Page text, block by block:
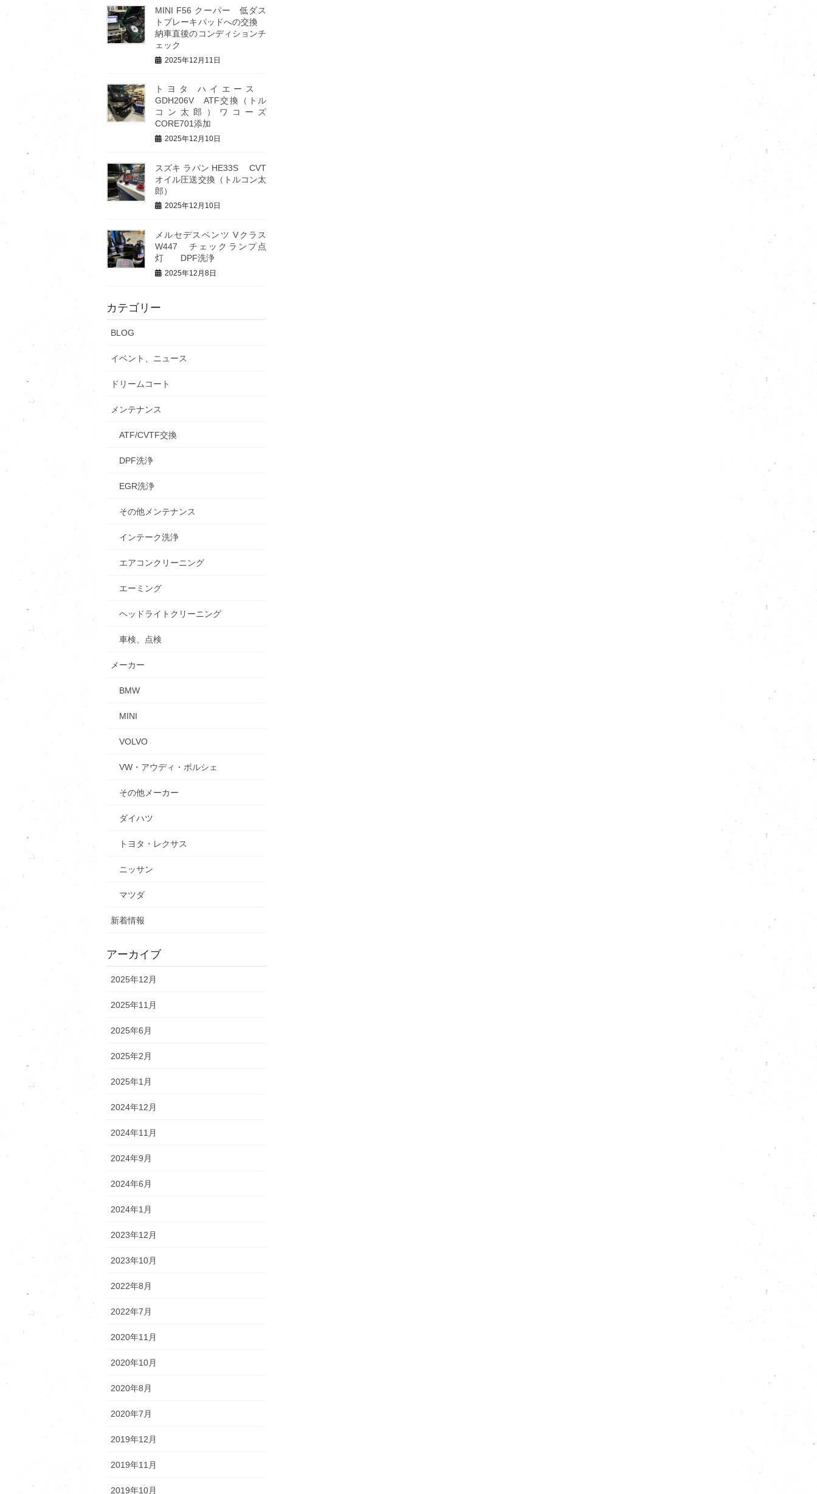
MINI F56 クーパー 低ダス
トブレーキパッドへの交換
納車直後のコンディションチ
ェック
2025年12月11日
トヨタ ハイエース
GDH206V ATF交換（トル
コン太郎）ワコーズ
CORE701添加
2025年12月10日
スズキ ラパン HE33S CVT
オイル圧送交換（トルコン太
郎）
2025年12月10日
メルセデスベンツ Vクラス
W447 チェックランプ点
灯 DPF洗浄
2025年12月8日
カテゴリー
BLOG
イベント、ニュース
ドリームコート
メンテナンス
ATF/CVTF交換
DPF洗浄
EGR洗浄
その他メンテナンス
インテーク洗浄
エアコンクリーニング
エーミング
ヘッドライトクリーニング
車検、点検
メーカー
BMW
MINI
VOLVO
VW・アウディ・ポルシェ
その他メーカー
ダイハツ
トヨタ・レクサス
ニッサン
マツダ
新着情報
アーカイブ
2025年12月
2025年11月
2025年6月
2025年2月
2025年1月
2024年12月
2024年11月
2024年9月
2024年6月
2024年1月
2023年12月
2023年10月
2022年8月
2022年7月
2020年11月
2020年10月
2020年8月
2020年7月
2019年12月
2019年11月
2019年10月